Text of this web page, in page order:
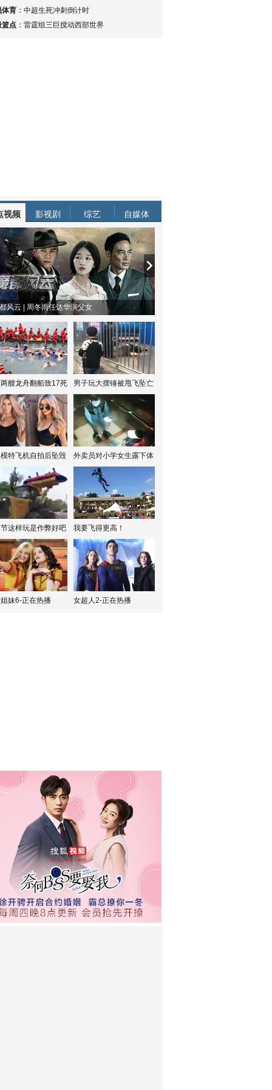
体育 ： 中超生死冲刺倒计时
篮点 ： 雷霆组三巨搅动西部世界
视频 影视剧 综艺 自媒体
风云 | 周冬雨任达华演父女
艘龙舟翻船致17死 男子玩大摆锤被甩飞坠亡
特飞机自拍后坠毁 外卖员对小学女生露下体
这样玩是作弊好吧 我要飞得更高！
妹6-正在热播 女超人2-正在热播